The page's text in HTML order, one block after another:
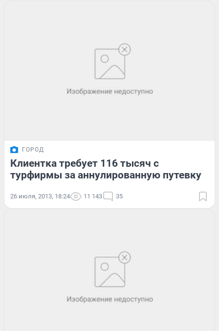
ГОРОД
Клиентка требует 116 тысяч с
турфирмы за аннулированную путевку
26 июля, 2013, 18:24 11 143 35